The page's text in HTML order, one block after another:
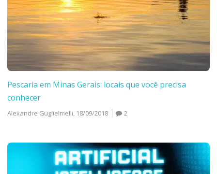
Pescaria em Minas Gerais: locais que você precisa
conhecer
Alexandre Guglielmelli, 18/09/2018 2